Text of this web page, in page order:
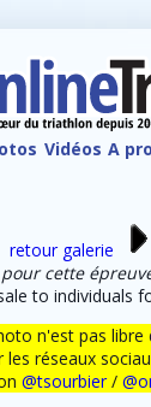
Vidéos A
retour galerie
cette
to individuals
n'est pas libre
réseaux
@tsourbier/